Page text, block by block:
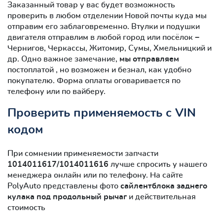
Заказанный товар у вас будет возможность
проверить в любом отделении Новой почты куда мы
отправим его заблаговременно. Втулки и подушки
двигателя отправлим в любой город или посёлок −
Чернигов, Черкассы, Житомир, Сумы, Хмельницкий и
др. Одно важное замечание, мы отправляем
постоплатой , но возможен и безнал, как удобно
покупателю. Форма оплаты оговаривается по
телефону или по вайберу.
Проверить применяемость с VIN
кодом
При сомнении применяемости запчасти
1014011617/1014011616 лучше спросить у нашего
менеджера онлайн или по телефону. На сайте
PolyAuto представлены фото сайлентблокa заднего
кулака под продольный рычаг и действительная
стоимость